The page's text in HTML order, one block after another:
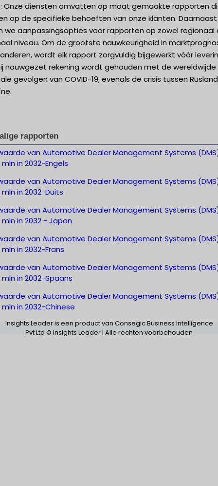
Onze diensten omvatten op maat gemaakte rapporten
op de specifieke behoeften van onze klanten. Daarnaast
we aanpassingsopties voor rapporten op zowel regionaal
niveau. Om de grootste nauwkeurigheid in
wordt elk rapport zorgvuldig bijgewerkt vóór
nauwgezet rekening wordt gehouden met de wereldwijde
gevolgen van COVID-19, evenals de crisis tussen
rapporten
van Automotive Dealer Management Systems
mln in 2032-Engels
van Automotive Dealer Management Systems
mln in 2032-Duits
van Automotive Dealer Management Systems
mln in 2032 - Japan
van Automotive Dealer Management Systems
mln in 2032-Frans
van Automotive Dealer Management Systems
mln in 2032-Spaans
van Automotive Dealer Management Systems
mln in 2032-Chinese
Insights Leader is een product van Consegic Business Intelligence
Pvt Ltd © Insights Leader | Alle rechten voorbehouden